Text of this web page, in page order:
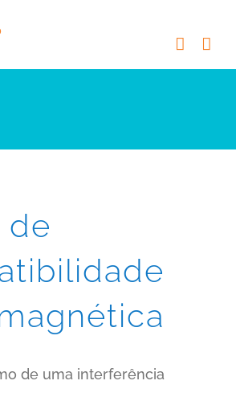
de
de uma interferência